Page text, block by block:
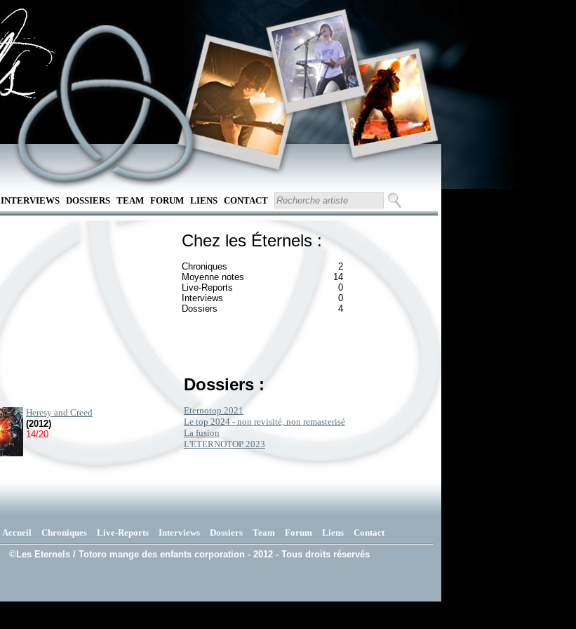
INTERVIEWS DOSSIERS TEAM FORUM LIENS CONTACT
Chez les Éternels :
Chroniques
2
Moyenne notes
14
Live-Reports
0
Interviews
0
Dossiers
4
Heresy and Creed
(2012)
14/20
Dossiers :
Eternotop 2021
Le top 2024 - non revisité, non remasterisé
La fusion
L'ETERNOTOP 2023
Accueil Chroniques Live-Reports Interviews Dossiers Team Forum Liens Contact
©Les Eternels / Totoro mange des enfants corporation - 2012 - Tous droits réservés